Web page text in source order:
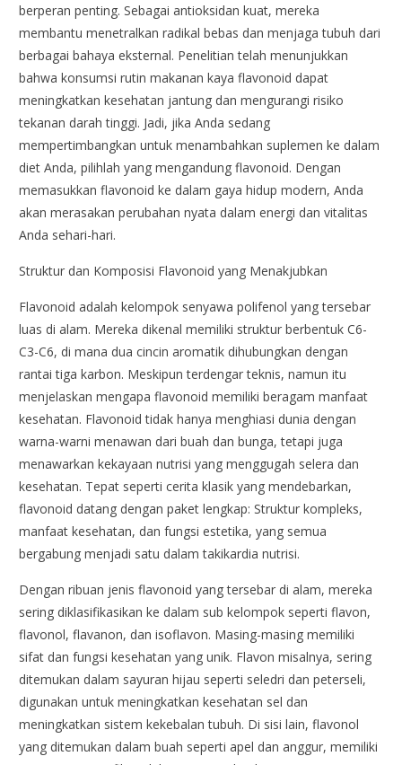
berperan penting. Sebagai antioksidan kuat, mereka
membantu menetralkan radikal bebas dan menjaga tubuh dari
berbagai bahaya eksternal. Penelitian telah menunjukkan
bahwa konsumsi rutin makanan kaya flavonoid dapat
meningkatkan kesehatan jantung dan mengurangi risiko
tekanan darah tinggi. Jadi, jika Anda sedang
mempertimbangkan untuk menambahkan suplemen ke dalam
diet Anda, pilihlah yang mengandung flavonoid. Dengan
memasukkan flavonoid ke dalam gaya hidup modern, Anda
akan merasakan perubahan nyata dalam energi dan vitalitas
Anda sehari-hari.
Struktur dan Komposisi Flavonoid yang Menakjubkan
Flavonoid adalah kelompok senyawa polifenol yang tersebar
luas di alam. Mereka dikenal memiliki struktur berbentuk C6-
C3-C6, di mana dua cincin aromatik dihubungkan dengan
rantai tiga karbon. Meskipun terdengar teknis, namun itu
menjelaskan mengapa flavonoid memiliki beragam manfaat
kesehatan. Flavonoid tidak hanya menghiasi dunia dengan
warna-warni menawan dari buah dan bunga, tetapi juga
menawarkan kekayaan nutrisi yang menggugah selera dan
kesehatan. Tepat seperti cerita klasik yang mendebarkan,
flavonoid datang dengan paket lengkap: Struktur kompleks,
manfaat kesehatan, dan fungsi estetika, yang semua
bergabung menjadi satu dalam takikardia nutrisi.
Dengan ribuan jenis flavonoid yang tersebar di alam, mereka
sering diklasifikasikan ke dalam sub kelompok seperti flavon,
flavonol, flavanon, dan isoflavon. Masing-masing memiliki
sifat dan fungsi kesehatan yang unik. Flavon misalnya, sering
ditemukan dalam sayuran hijau seperti seledri dan peterseli,
digunakan untuk meningkatkan kesehatan sel dan
meningkatkan sistem kekebalan tubuh. Di sisi lain, flavonol
yang ditemukan dalam buah seperti apel dan anggur, memiliki